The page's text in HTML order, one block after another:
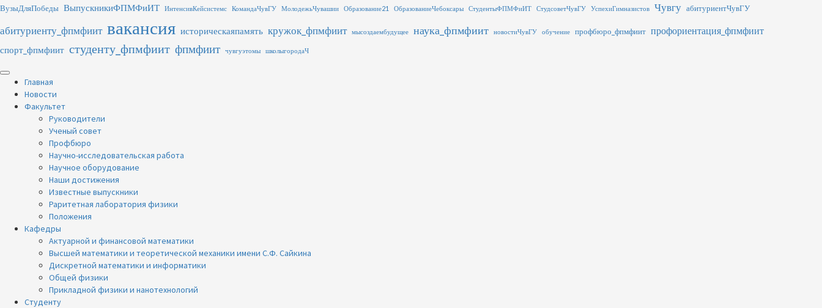
Перейти
содержимому
ВузыДляПобеды ВыпускникиФПМФиИТ ИнтенсивКейсистемс КомандаЧувГУ МолодежьЧувашии Образование21 ОбразованиеЧебоксары СтудентыФПМФиИТ СтудсоветЧувГУ УспехиГимназистов Чувгу абитуриентЧувГУ
абитуриенту_фпмфиит вакансия историческаяпамять кружок_фпмфиит мысоздаембудущее наука_фпмфиит новостиЧувГУ обучение профбюро_фпмфиит профориентация_фпмфиит
спорт_фпмфиит студенту_фпмфиит фпмфиит чувгуэтомы школыгородаЧ
Основное
меню
Главная
Новости
Факультет
Руководители
Ученый совет
Профбюро
Научно-исследовательская работа
Научное оборудование
Наши достижения
Известные выпускники
Раритетная лаборатория физики
Положения
Кафедры
Актуарной и финансовой математики
Высшей математики и теоретической механики имени С.Ф. Сайкина
Дискретной математики и информатики
Общей физики
Прикладной физики и нанотехнологий
Студенту